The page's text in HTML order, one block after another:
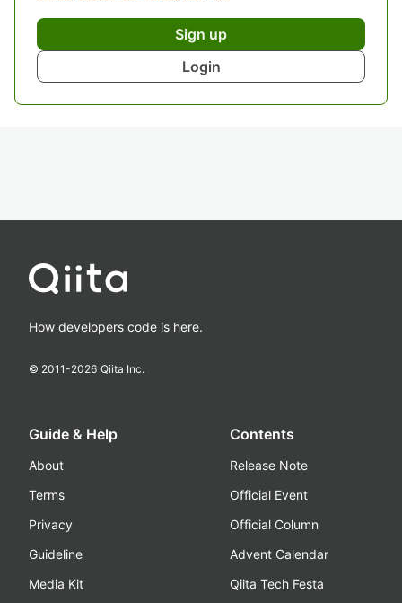
Sign up
Login
How developers code is here.
© 2011-2026 Qiita Inc.
Guide & Help
About
Terms
Privacy
Guideline
Media Kit
Contents
Release Note
Official Event
Official Column
Advent Calendar
Qiita Tech Festa